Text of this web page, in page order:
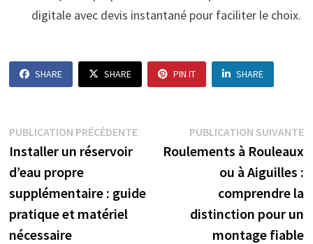
digitale avec devis instantané pour faciliter le choix.
SHARE SHARE PIN IT SHARE
Navigation
de
l’article
PUBLICATION PRÉCÉDENTEPublication
précédente :
Installer un réservoir
d’eau propre
supplémentaire : guide
pratique et matériel
nécessaire
PUBLICATION SUIVANTE
Roulements à Rouleaux
ou à Aiguilles :
comprendre la
distinction pour un
montage fiable